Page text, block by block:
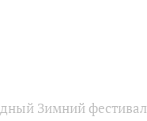
Зимний